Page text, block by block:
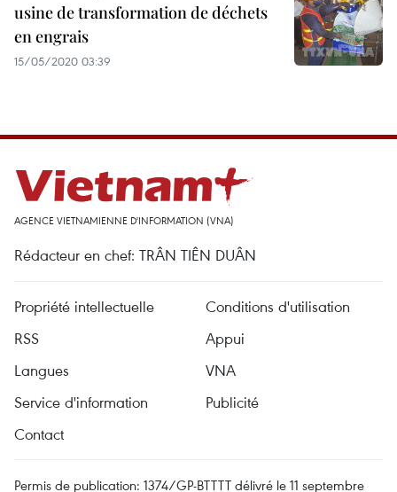
usine de transformation de déchets
en engrais
15/05/2020 03:39
AGENCE VIETNAMIENNE D'INFORMATION (VNA)
Rédacteur en chef: TRÂN TIÊN DUÂN
Propriété intellectuelle
Conditions d'utilisation
RSS
Appui
Langues
VNA
Service d'information
Publicité
Contact
Permis de publication: 1374/GP-BTTTT délivré le 11 septembre